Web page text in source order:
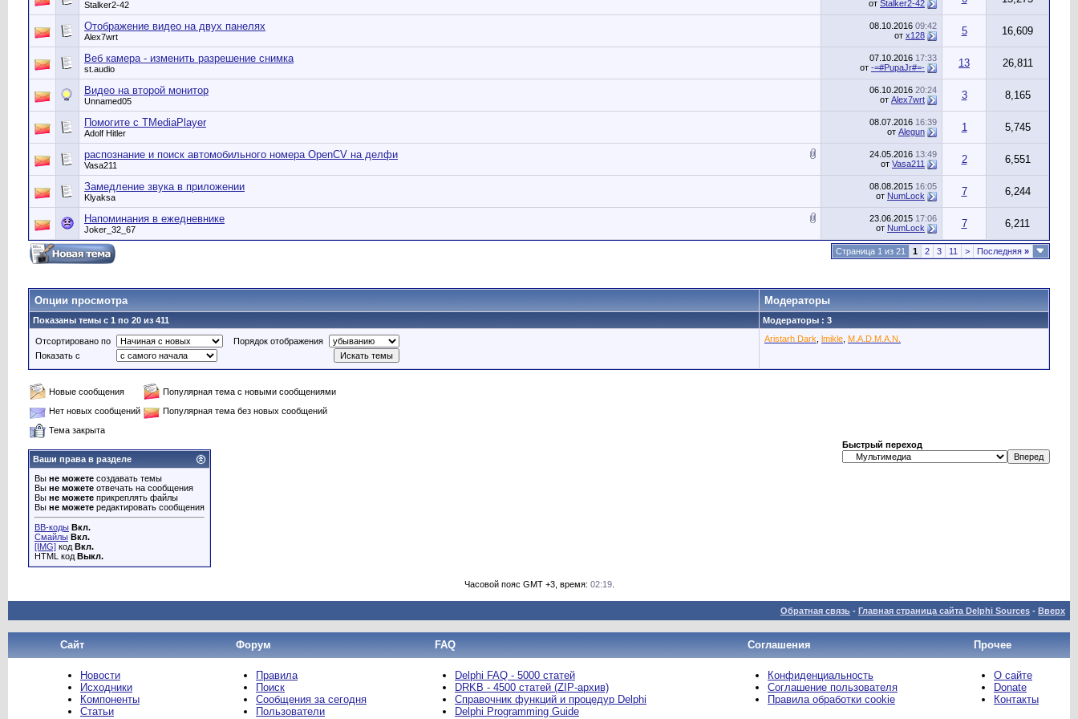
Stalker2-42
от Stalker2-42
Отображение видео на двух панелях
Alex7wrt
08.10.2016 09:42
от x128 5 16,609
Веб камера - изменить разрешение снимка
st.audio
07.10.2016 17:33
от -=#PupaJr#=- 13 26,811
Видео на второй монитор
Unnamed05
06.10.2016 20:24
от Alex7wrt 3 8,165
Помогите с TMediaPlayer
Adolf Hitler
08.07.2016 16:39
от Alegun 1 5,745
распознание и поиск автомобильного номера OpenCV на делфи
Vasa211
24.05.2016 13:49
от Vasa211 2 6,551
Замедление звука в приложении
Klyaksa
08.08.2015 16:05
от NumLock 7 6,244
Напоминания в ежедневнике
Joker_32_67
23.06.2015 17:06
от NumLock 7 6,211
Страница 1 из 21 1 2 3 11 > Последняя »
Опции просмотра Модераторы
Показаны темы с 1 по 20 из 411 Модераторы : 3
Отсортировано по
Порядок отображения
Показать с
Aristarh Dark lmikle M.A.D.M.A.N.
Новые сообщения
Популярная тема с новыми сообщениями
Нет новых сообщений
Популярная тема без новых сообщений
Тема закрыта
Ваши права в разделе
Вы не можете создавать темы
Вы не можете отвечать на сообщения
Вы не можете прикреплять файлы
Вы не можете редактировать сообщения
BB-коды Вкл.
Смайлы Вкл.
[IMG] код Вкл.
HTML код Выкл.
Быстрый переход
Часовой пояс GMT +3, время: 02:19.
Обратная связь - Главная страница сайта Delphi Sources - Вверх
Сайт Форум FAQ Соглашения Прочее
Новости
Исходники
Компоненты
Статьи
Правила
Поиск
Сообщения за сегодня
Пользователи
Delphi FAQ - 5000 статей
DRKB - 4500 статей (ZIP-архив)
Справочник функций и процедур Delphi
Delphi Programming Guide
Конфиденциальность
Соглашение пользователя
Правила обработки cookie
О сайте
Donate
Контакты